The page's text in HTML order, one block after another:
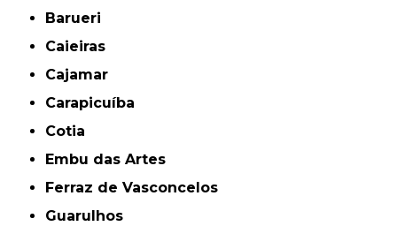
Barueri
Caieiras
Cajamar
Carapicuíba
Cotia
Embu das Artes
Ferraz de Vasconcelos
Guarulhos